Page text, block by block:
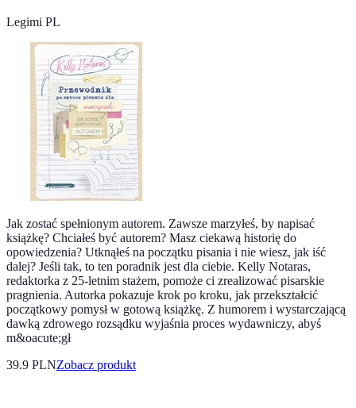
Legimi PL
Jak zostać spełnionym autorem. Zawsze marzyłeś, by napisać
książkę? Chciałeś być autorem? Masz ciekawą historię do
opowiedzenia? Utknąłeś na początku pisania i nie wiesz, jak iść
dalej? Jeśli tak, to ten poradnik jest dla ciebie. Kelly Notaras,
redaktorka z 25-letnim stażem, pomoże ci zrealizować pisarskie
pragnienia. Autorka pokazuje krok po kroku, jak przekształcić
początkowy pomysł w gotową książkę. Z humorem i wystarczającą
dawką zdrowego rozsądku wyjaśnia proces wydawniczy, abyś
m&oacute;gł
39.9 PLNZobacz produkt